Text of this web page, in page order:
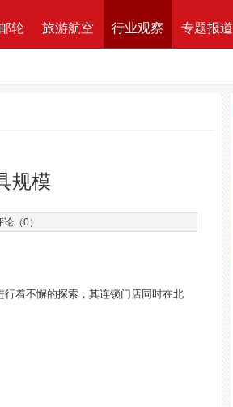
邮轮 旅游航空 行业观察 专题报道
规模
论（0）
着不懈的探索，其连锁门店同时在北